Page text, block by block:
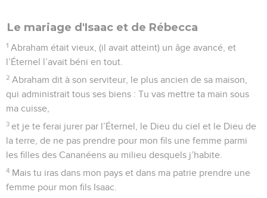
Le mariage d'Isaac et de Rébecca
1 Abraham était vieux, (il avait atteint) un âge avancé, et
l’Éternel l’avait béni en tout.
2 Abraham dit à son serviteur, le plus ancien de sa maison,
qui administrait tous ses biens : Tu vas mettre ta main sous
ma cuisse,
3 et je te ferai jurer par l’Éternel, le Dieu du ciel et le Dieu de
la terre, de ne pas prendre pour mon fils une femme parmi
les filles des Cananéens au milieu desquels j’habite.
4 Mais tu iras dans mon pays et dans ma patrie prendre une
femme pour mon fils Isaac.